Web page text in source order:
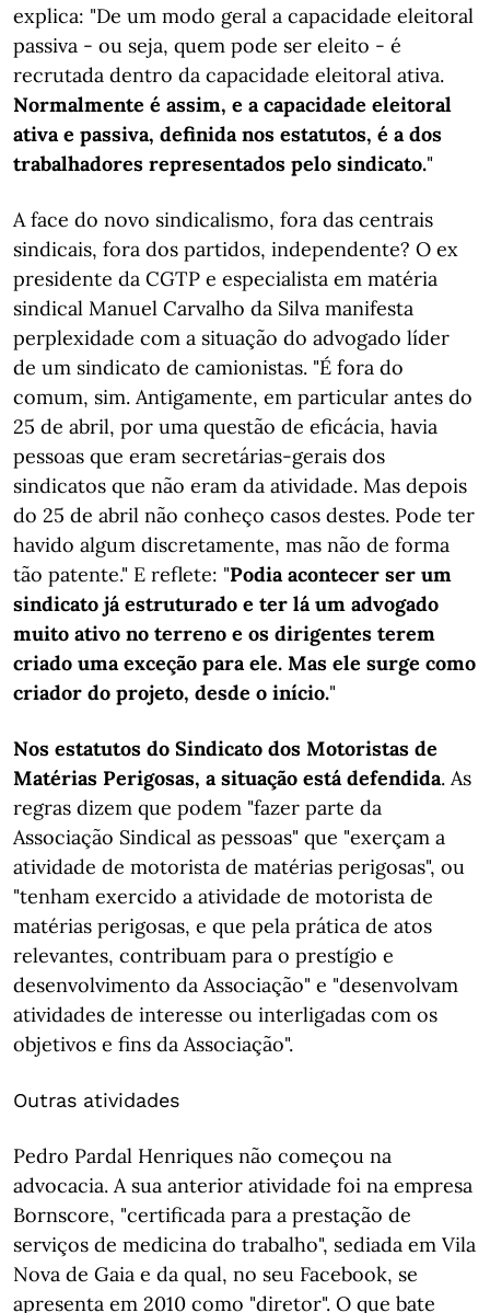
explica: "De um modo geral a capacidade eleitoral
passiva - ou seja, quem pode ser eleito - é
recrutada dentro da capacidade eleitoral ativa.
Normalmente é assim, e a capacidade eleitoral
ativa e passiva, definida nos estatutos, é a dos
trabalhadores representados pelo sindicato."
A face do novo sindicalismo, fora das centrais
sindicais, fora dos partidos, independente? O ex
presidente da CGTP e especialista em matéria
sindical Manuel Carvalho da Silva manifesta
perplexidade com a situação do advogado líder
de um sindicato de camionistas. "É fora do
comum, sim. Antigamente, em particular antes do
25 de abril, por uma questão de eficácia, havia
pessoas que eram secretárias-gerais dos
sindicatos que não eram da atividade. Mas depois
do 25 de abril não conheço casos destes. Pode ter
havido algum discretamente, mas não de forma
tão patente." E reflete: "Podia acontecer ser um
sindicato já estruturado e ter lá um advogado
muito ativo no terreno e os dirigentes terem
criado uma exceção para ele. Mas ele surge como
criador do projeto, desde o início."
Nos estatutos do Sindicato dos Motoristas de
Matérias Perigosas, a situação está defendida. As
regras dizem que podem "fazer parte da
Associação Sindical as pessoas" que "exerçam a
atividade de motorista de matérias perigosas", ou
"tenham exercido a atividade de motorista de
matérias perigosas, e que pela prática de atos
relevantes, contribuam para o prestígio e
desenvolvimento da Associação" e "desenvolvam
atividades de interesse ou interligadas com os
objetivos e fins da Associação".
Outras atividades
Pedro Pardal Henriques não começou na
advocacia. A sua anterior atividade foi na empresa
Bornscore, "certificada para a prestação de
serviços de medicina do trabalho", sediada em Vila
Nova de Gaia e da qual, no seu Facebook, se
apresenta em 2010 como "diretor". O que bate